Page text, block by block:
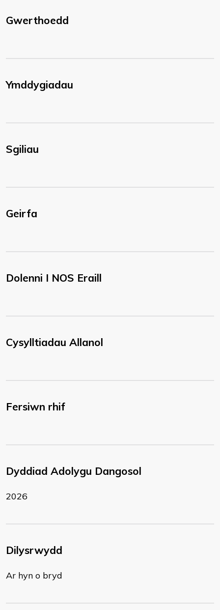
Gwerthoedd
Ymddygiadau
Sgiliau
Geirfa
Dolenni I NOS Eraill
Cysylltiadau Allanol
Fersiwn rhif
Dyddiad Adolygu Dangosol
2026
Dilysrwydd
Ar hyn o bryd